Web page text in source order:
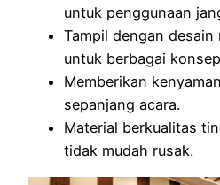
untuk penggunaan
Tampil dengan
untuk berbagai
Memberikan
sepanjang acara.
Material berkualitas
tidak mudah rusak.